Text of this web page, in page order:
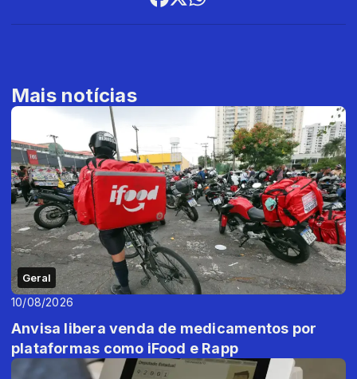
Mais notícias
Geral
10/08/2026
Anvisa libera venda de medicamentos por
plataformas como iFood e Rapp